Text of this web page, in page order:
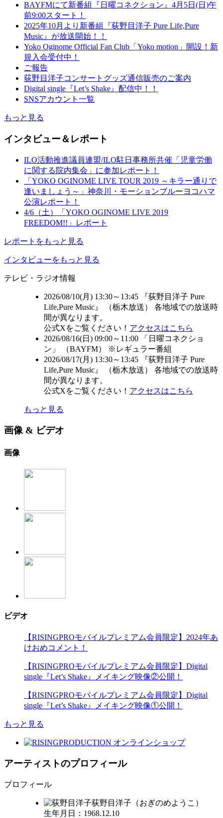
BAYFMにて新番組『日曜コネクション』4月5日(日)午
前9:00スタート！
2025年10月より新番組『荻野目洋子 Pure Life,Pure
Music』が放送開始！！
Yoko Oginome Official Fan Club「Yoko motion」開設！新
規入会受付中！
ご報告
荻野目洋子コンサートグッズ通信販売のご案内
Digital single『Let’s Shake』配信中！！
SNSアカウント一覧
もっと見る
インタビュー＆レポート
ILO活動推進議員連盟/ILO駐日事務所共催「児童労働
に関する院内集会」に参加レポート！
「YOKO OGINOME LIVE TOUR 2019 ～キラー通りで
逢いましょう～」神奈川・モーションブルーヨコハマ
公演レポート！
4/6（土）「YOKO OGINOME LIVE 2019
FREEDOM!!」レポート
レポートをもっと見る
インタビューをもっと見る
テレビ・ラジオ情報
2026/08/10(月) 13:30～13:45 『荻野目洋子 Pure
Life,Pure Music』 （栃木放送） 各地域での放送時
間が異なります。
公式Xをご覧ください！ アクセスはこちら
2026/08/16(日) 09:00～11:00 「日曜コネクショ
ン」 （BAYFM） ※レギュラー番組
2026/08/17(月) 13:30～13:45 『荻野目洋子 Pure
Life,Pure Music』 （栃木放送） 各地域での放送時
間が異なります。
公式Xをご覧ください！ アクセスはこちら
もっと見る
画像 & ビデオ
画像
ビデオ
【RISINGPROモバイルプレミアム会員限定】2024年あ
けおめコメント！
【RISINGPROモバイルプレミアム会員限定】Digital
single『Let’s Shake』メイキング映像②公開！
【RISINGPROモバイルプレミアム会員限定】Digital
single『Let’s Shake』メイキング映像①公開！
もっと見る
アーティストのプロフィール
プロフィール
荻野目洋子（おぎのめようこ）
生年月日：1968.12.10